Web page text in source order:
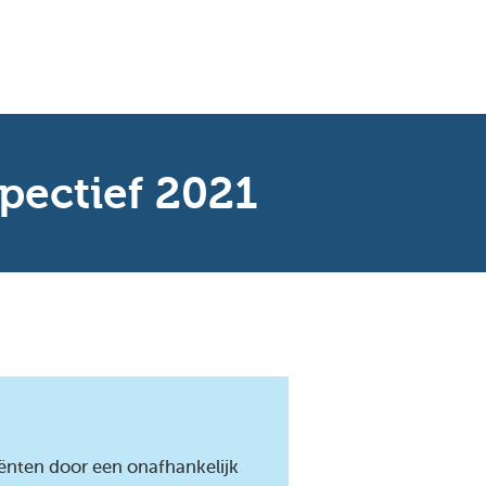
2021
door een onafhankelijk